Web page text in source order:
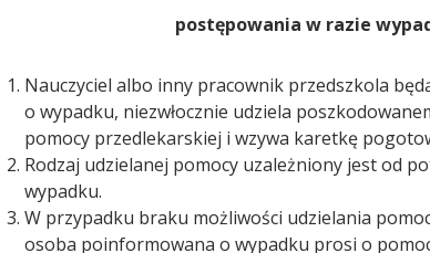
postępowania w razie
Nauczyciel albo inny pracownik przedszkola
o wypadku, niezwłocznie udziela
pomocy przedlekarskiej i wzywa karetkę
Rodzaj udzielanej pomocy uzależniony jest od
wypadku.
W przypadku braku możliwości udzielania
osoba poinformowana o wypadku prosi o